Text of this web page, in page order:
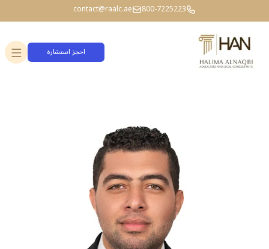
800-7225223
contact@raalc.ae
احجز استشارة